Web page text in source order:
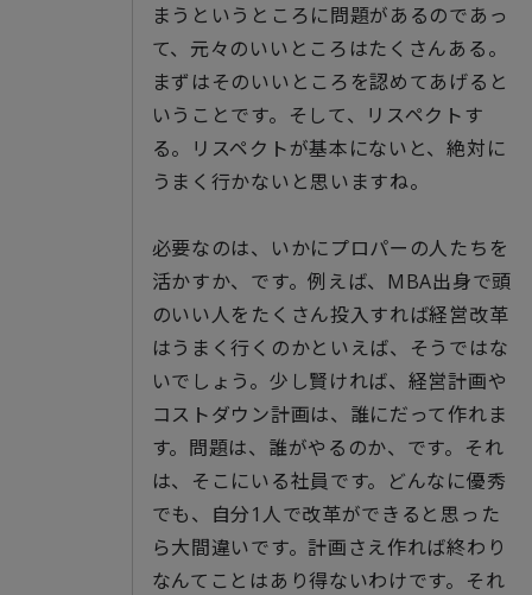
まうというところに問題があるのであっ
て、元々のいいところはたくさんある。
まずはそのいいところを認めてあげると
いうことです。そして、リスペクトす
る。リスペクトが基本にないと、絶対に
うまく行かないと思いますね。
必要なのは、いかにプロパーの人たちを
活かすか、です。例えば、MBA出身で頭
のいい人をたくさん投入すれば経営改革
はうまく行くのかといえば、そうではな
いでしょう。少し賢ければ、経営計画や
コストダウン計画は、誰にだって作れま
す。問題は、誰がやるのか、です。それ
は、そこにいる社員です。どんなに優秀
でも、自分1人で改革ができると思った
ら大間違いです。計画さえ作れば終わり
なんてことはあり得ないわけです。それ